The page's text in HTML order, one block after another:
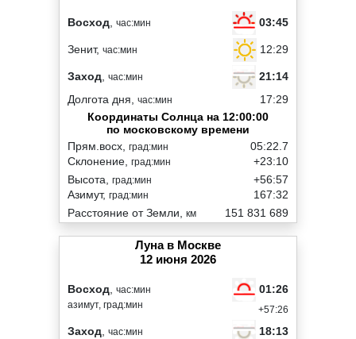
Восход час:мин 03:45
Зенит, час:мин 12:29
Заход час:мин
21:14
Долгота дня, час:мин
17:29
Координаты Солнца на 12:00:00
по московскому времени
Прям.восх, град:мин
Склонение, град:мин
05:22.7
+23:10
Высота, град:мин
Азимут, град:мин
+56:57
167:32
Расстояние от Земли, км 151 831 689
Луна в Москве
12 июня 2026
Восход час:мин
азимут, град:мин
01:26
+57:26
Заход час:мин
18:13